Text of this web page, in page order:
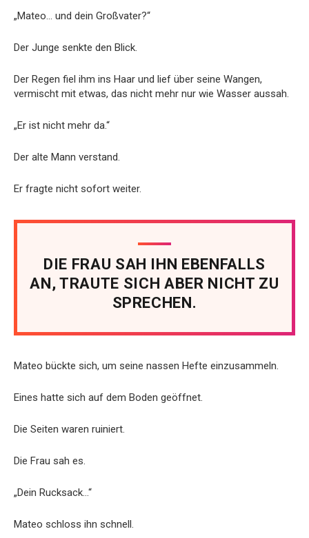
„Mateo… und dein Großvater?“
Der Junge senkte den Blick.
Der Regen fiel ihm ins Haar und lief über seine Wangen,
vermischt mit etwas, das nicht mehr nur wie Wasser aussah.
„Er ist nicht mehr da.“
Der alte Mann verstand.
Er fragte nicht sofort weiter.
DIE FRAU SAH IHN EBENFALLS
AN, TRAUTE SICH ABER NICHT ZU
SPRECHEN.
Mateo bückte sich, um seine nassen Hefte einzusammeln.
Eines hatte sich auf dem Boden geöffnet.
Die Seiten waren ruiniert.
Die Frau sah es.
„Dein Rucksack…“
Mateo schloss ihn schnell.